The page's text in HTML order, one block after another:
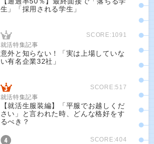
生」「採用される学生」
SCORE:1091
就活特集記事
意外と知らない！「実は上場していな
い有名企業32社」
SCORE:517
就活特集記事
【就活生服装編】「平服でお越しくだ
さい」と言われた時、どんな格好をす
るべき？
SCORE:404